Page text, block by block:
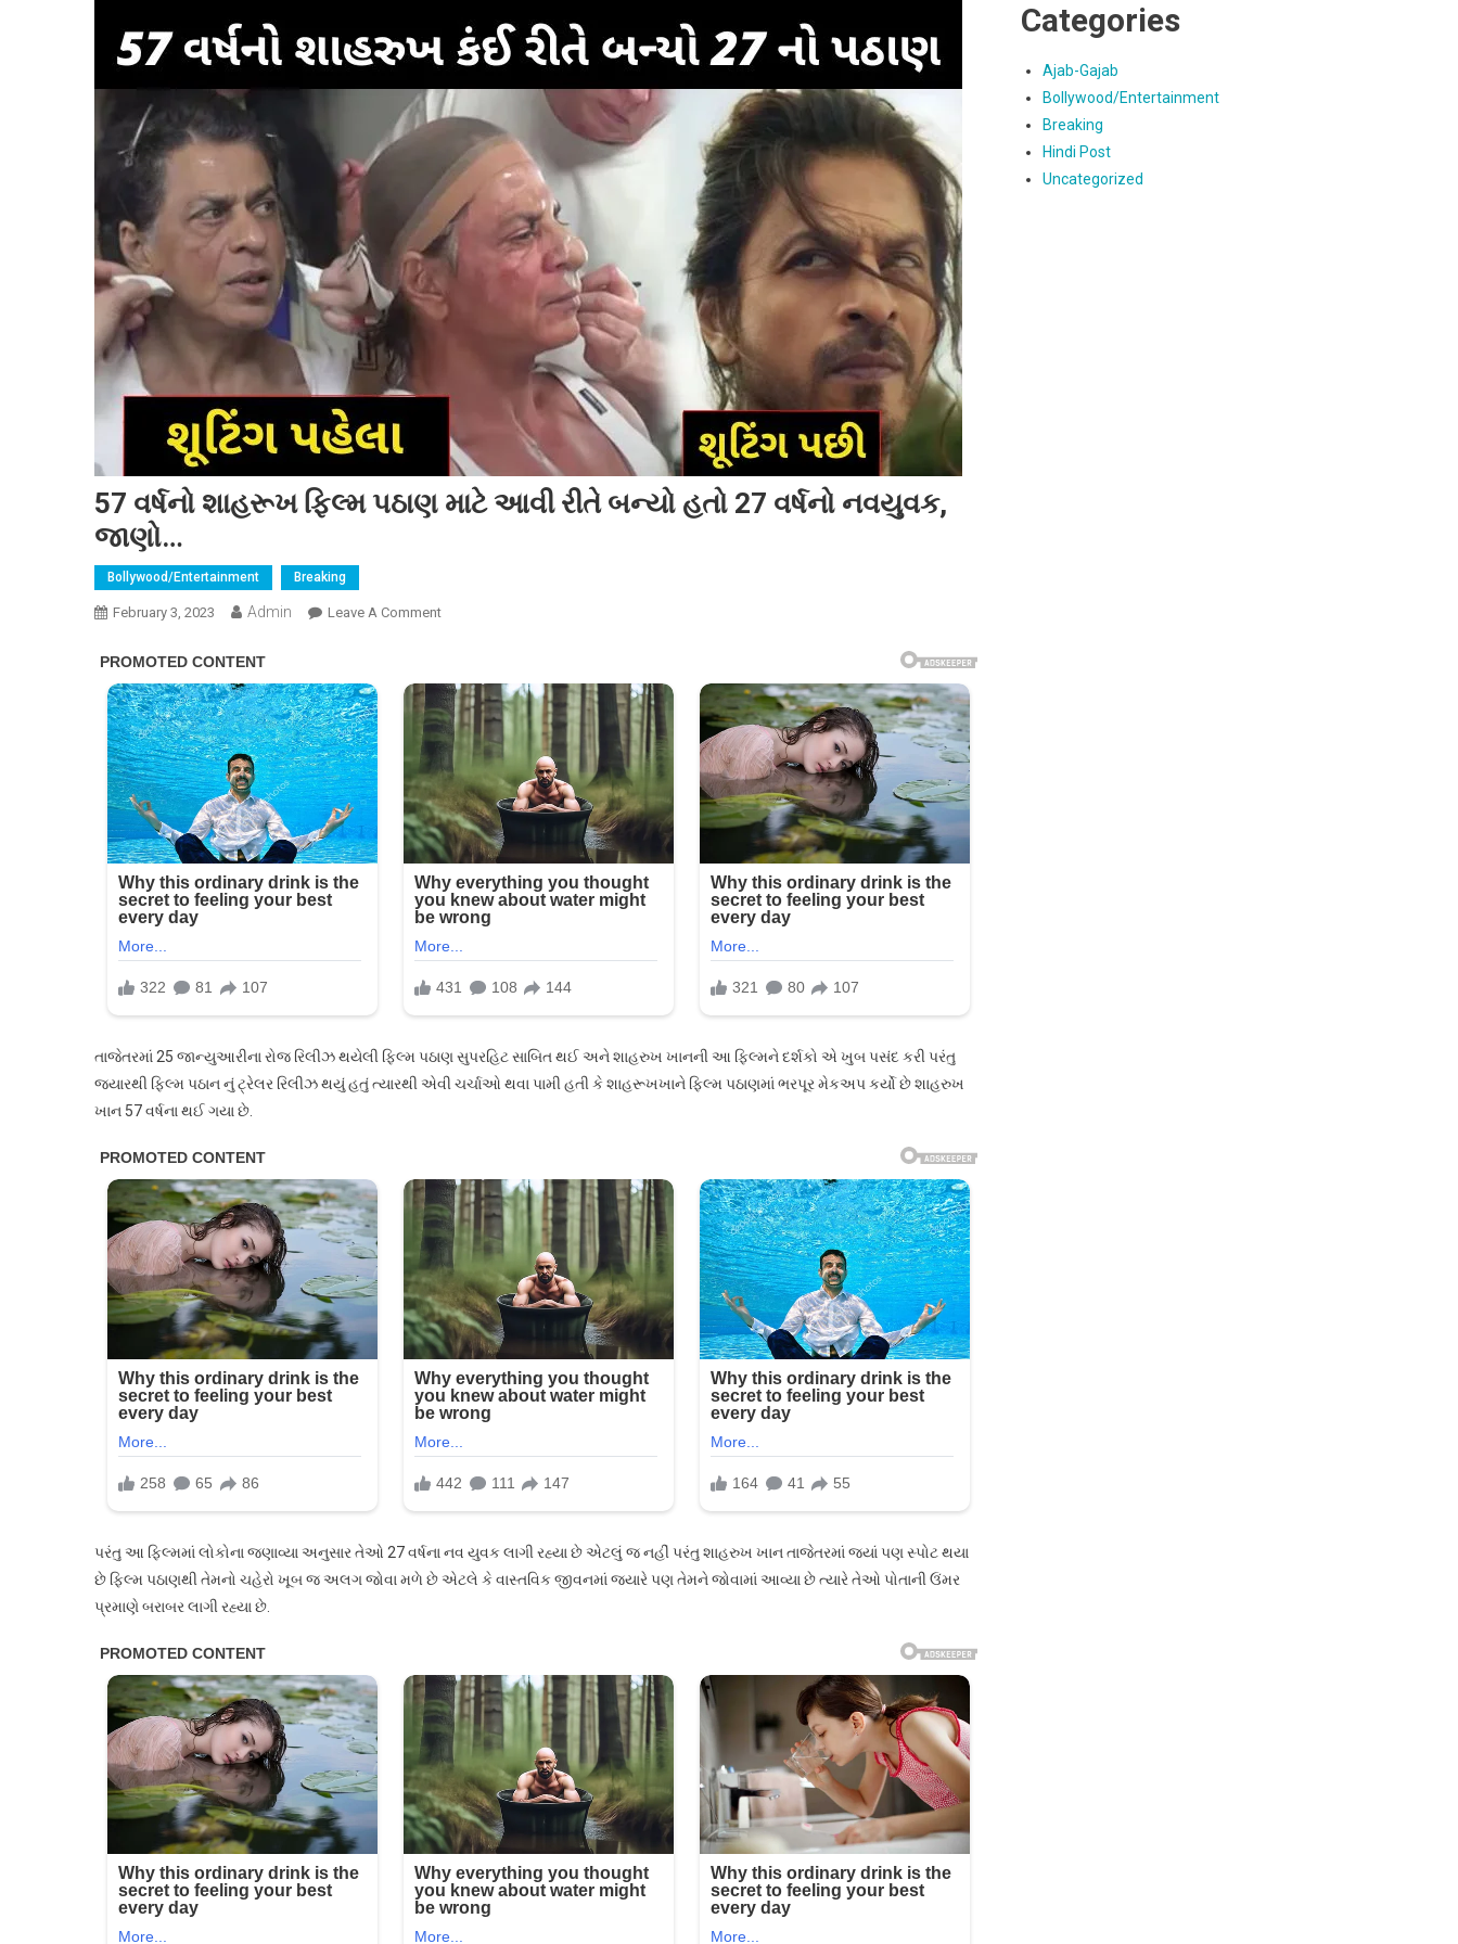
57 વર્ષનો શાહરૂખ ફિલ્મ પઠાણ માટે આવી રીતે બન્યો હતો 27 વર્ષનો નવયુવક,
જાણો…
Bollywood/Entertainment Breaking
February 3, 2023 Admin Leave A CommentOn
શાહરૂખ
ફિલ્મ
પઠાણ
આવી
રીતે
બન્યો
હતો
27
વર્ષનો
જાણો…
તાજેતરમાં 25 જાન્યુઆરીના રોજ રિલીઝ થયેલી ફિલ્મ પઠાણ સુપરહિટ સાબિત થઈ અને શાહરુખ ખાનની આ ફિલ્મને દર્શકો એ ખુબ પસંદ કરી પરંતુ
જ્યારથી ફિલ્મ પઠાન નું ટ્રેલર રિલીઝ થયું હતું ત્યારથી એવી ચર્ચાઓ થવા પામી હતી કે શાહરૂખખાને ફિલ્મ પઠાણમાં ભરપૂર મેકઅપ કર્યો છે શાહરુખ
ખાન 57 વર્ષના થઈ ગયા છે.
પરંતુ આ ફિલ્મમાં લોકોના જણાવ્યા અનુસાર તેઓ 27 વર્ષના નવ યુવક લાગી રહ્યા છે એટલું જ નહીં પરંતુ શાહરુખ ખાન તાજેતરમાં જ્યાં પણ સ્પોટ થયા
છે ફિલ્મ પઠાણથી તેમનો ચહેરો ખૂબ જ અલગ જોવા મળે છે એટલે કે વાસ્તવિક જીવનમાં જ્યારે પણ તેમને જોવામાં આવ્યા છે ત્યારે તેઓ પોતાની ઉંમર
પ્રમાણે બરાબર લાગી રહ્યા છે.
Categories
Ajab-Gajab
Bollywood/Entertainment
Breaking
Hindi Post
Uncategorized